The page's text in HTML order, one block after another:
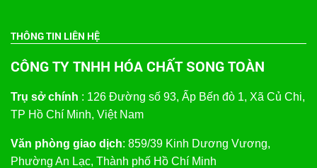
THÔNG TIN LIÊN HỆ
CÔNG TY TNHH HÓA CHẤT SONG TOÀN
Trụ sở chính : 126 Đường số 93, Ấp Bến đò 1, Xã Củ Chi,
TP Hồ Chí Minh, Việt Nam
Văn phòng giao dịch: 859/39 Kinh Dương Vương,
Phường An Lạc, Thành phố Hồ Chí Minh